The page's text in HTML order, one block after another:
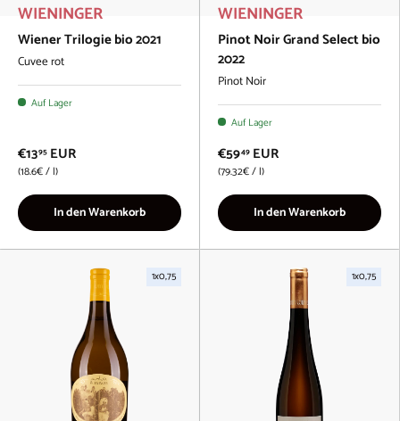
WIENINGER
Wiener Trilogie bio 2021
Cuvee rot
Auf Lager
€1395 EUR
Grundpreis
18.6€/l
In den Warenkorb
WIENINGER
Pinot Noir Grand Select bio
2022
Pinot Noir
Auf Lager
€5949 EUR
Grundpreis
79.32€/l
In den Warenkorb
1x0,75 1x0,75